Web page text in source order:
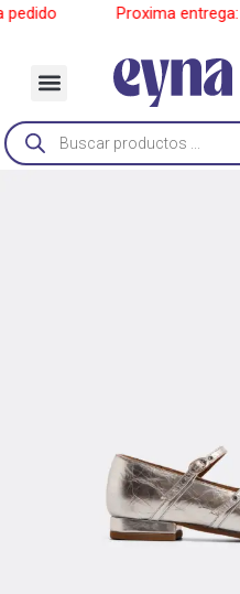
Ir
______ Proxima entrega:
Menu
Búsqueda
de
productos